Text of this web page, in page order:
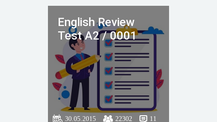
English Review
Test A2 / 0001
30.05.2015 22302 11